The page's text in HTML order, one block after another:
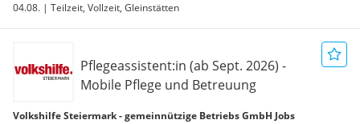
04.08. | Teilzeit, Vollzeit, Gleinstätten
Pflegeassistent:in (ab Sept. 2026) -
Mobile Pflege und Betreuung
Volkshilfe Steiermark - gemeinnützige Betriebs GmbH Jobs